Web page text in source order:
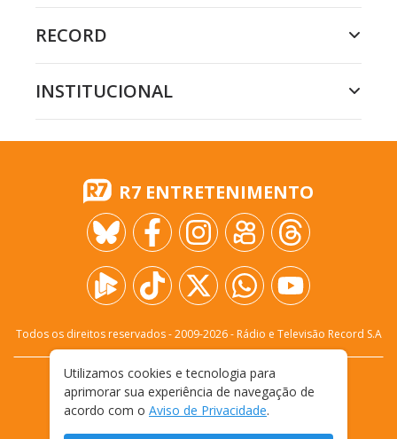
RECORD
INSTITUCIONAL
R7 ENTRETENIMENTO
Todos os direitos reservados - 2009-2026- Rádio e Televisão Record S.A
FALE CONOSCO
PRIVACIDADE
TERMOS E CONDIÇÕES DE USO
Utilizamos cookies e tecnologia para
aprimorar sua experiência de navegação de
acordo com o Aviso de Privacidade.